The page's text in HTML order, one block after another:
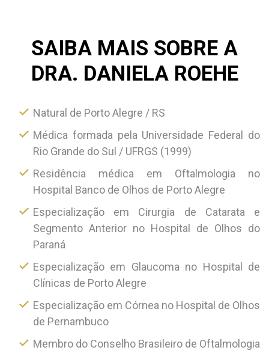
SAIBA MAIS SOBRE A
DRA. DANIELA ROEHE
Natural de Porto Alegre / RS
Médica formada pela Universidade Federal do
Rio Grande do Sul / UFRGS (1999)
Residência médica em Oftalmologia no
Hospital Banco de Olhos de Porto Alegre
Especialização em Cirurgia de Catarata e
Segmento Anterior no Hospital de Olhos do
Paraná
Especialização em Glaucoma no Hospital de
Clínicas de Porto Alegre
Especialização em Córnea no Hospital de Olhos
de Pernambuco
Membro do Conselho Brasileiro de Oftalmologia